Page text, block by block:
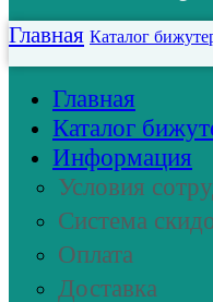
Главная Каталог
Главная
Каталог
Информация
Условия
Система
Оплата
Доставка